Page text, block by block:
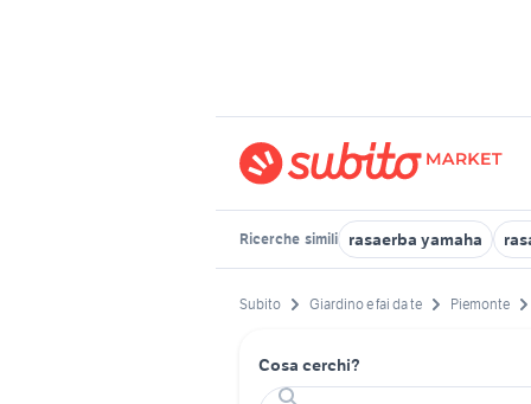
Ricerche simili rasaerba yamaha
Subito Giardino e fai da te Piemonte
Cosa cerchi?